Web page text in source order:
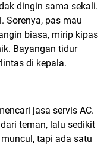
dingin sama sekali.
Sorenya, pas mau
biasa, mirip kipas
Bayangan tidur
di kepala.
jasa servis AC.
teman, lalu sedikit
tapi ada satu